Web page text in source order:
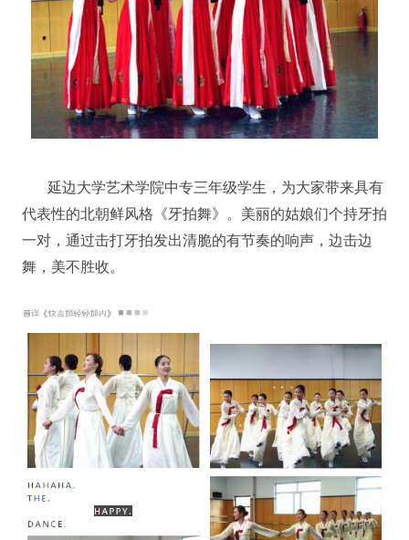
延边大学艺术学院中专三年级学生，为大家带来具有
代表性的北朝鲜风格《牙拍舞》。美丽的姑娘们个持牙拍
一对，通过击打牙拍发出清脆的有节奏的响声，边击边
舞，美不胜收。